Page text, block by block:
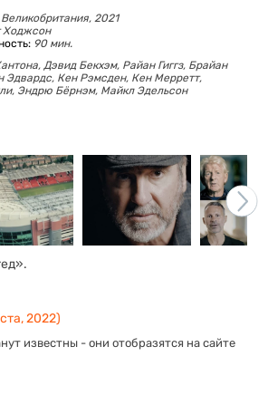
Великобритания, 2021
Ходжсон
90 мин.
Дэвид Бекхэм, Райан Гиггз, Брайан
Эдвардс, Кен Рэмсден, Кен Мерретт,
Эндрю Бёрнэм, Майкл Эдельсон
2022)
известны - они отобразятся на сайте